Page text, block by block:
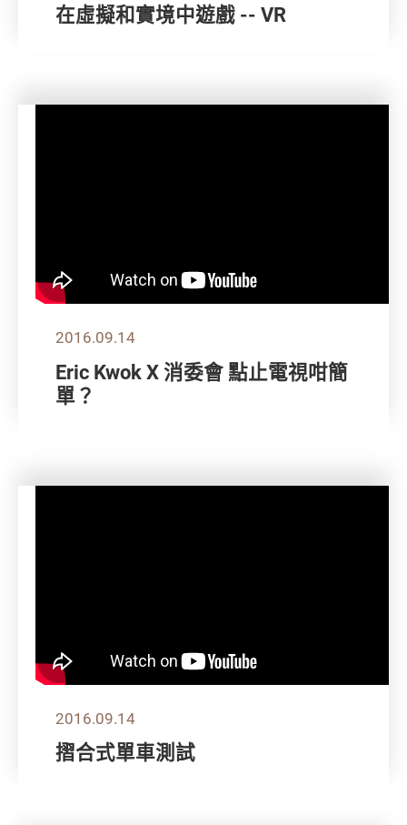
在虛擬和實境中遊戲 -- VR
2016.09.14
Eric Kwok X 消委會 點止電視咁簡
單？
2016.09.14
摺合式單車測試